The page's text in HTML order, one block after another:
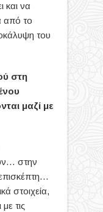
και να
από το
του
στη
μαζί με
στην
στοιχεία,
τις